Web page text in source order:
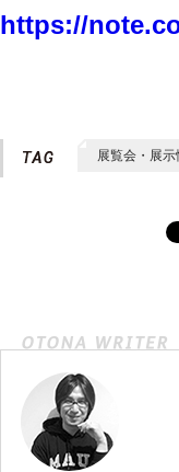
https://
展覧会・展示